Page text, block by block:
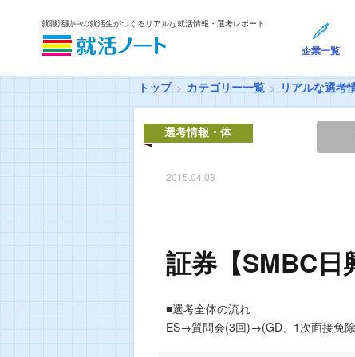
就職活動中の就活生がつくるリアルな就活情報・選考レポート
企業一覧
トップ カテゴリー一覧 リアルな選考
選考情報・体
2015.04.03
証券【SMBC
■選考全体の流れ
ES→質問会(3回)→(GD、1次面接免